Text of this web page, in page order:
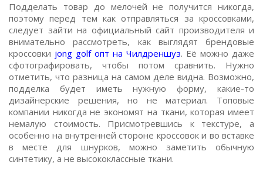
Подделать товар до мелочей не получится никогда,
поэтому перед тем как отправляться за кроссовками,
следует зайти на официальный сайт производителя и
внимательно рассмотреть, как выглядят брендовые
кроссовки jong golf опт на Чилдреншуз. Её можно даже
сфотографировать, чтобы потом сравнить. Нужно
отметить, что разница на самом деле видна. Возможно,
подделка будет иметь нужную форму, какие-то
дизайнерские решения, но не материал. Топовые
компании никогда не экономят на ткани, которая имеет
немалую стоимость. Присмотревшись к текстуре, а
особенно на внутренней стороне кроссовок и во вставке
в месте для шнурков, можно заметить обычную
синтетику, а не высококлассные ткани.